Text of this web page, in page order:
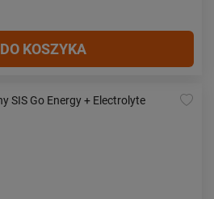
DO KOSZYKA